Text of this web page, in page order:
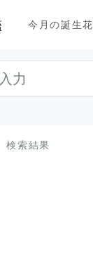
今月の誕生花
検索結果